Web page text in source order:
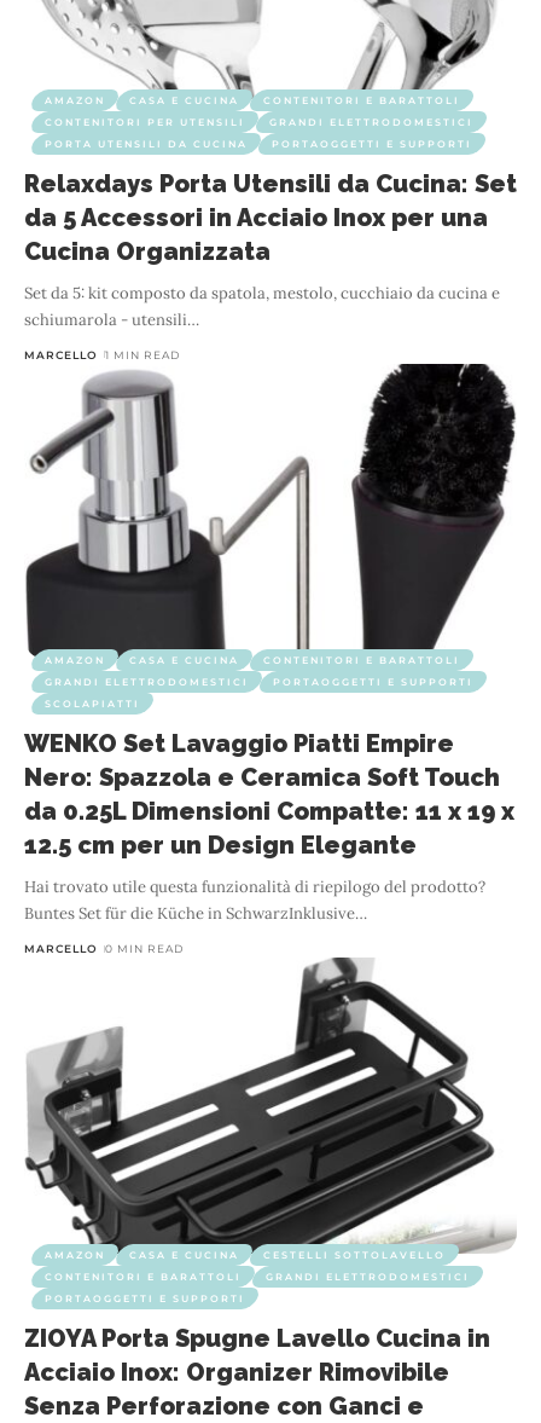
AMAZON CASA E CUCINA
CONTENITORI E BARATTOLI
CONTENITORI PER UTENSILI
GRANDI ELETTRODOMESTICI
PORTA UTENSILI DA CUCINA
PORTAOGGETTI E SUPPORTI
Relaxdays Porta Utensili da Cucina: Set
da 5 Accessori in Acciaio Inox per una
Cucina Organizzata
Set da 5: kit composto da spatola, mestolo, cucchiaio da cucina e
schiumarola - utensili…
MARCELLO 1 MIN READ
AMAZON CASA E CUCINA
CONTENITORI E BARATTOLI
GRANDI ELETTRODOMESTICI
PORTAOGGETTI E SUPPORTI
SCOLAPIATTI
WENKO Set Lavaggio Piatti Empire
Nero: Spazzola e Ceramica Soft Touch
da 0.25L Dimensioni Compatte: 11 x 19 x
12.5 cm per un Design Elegante
Hai trovato utile questa funzionalità di riepilogo del prodotto?
Buntes Set für die Küche in SchwarzInklusive…
MARCELLO 0 MIN READ
AMAZON CASA E CUCINA
CESTELLI SOTTOLAVELLO
CONTENITORI E BARATTOLI
GRANDI ELETTRODOMESTICI
PORTAOGGETTI E SUPPORTI
ZIOYA Porta Spugne Lavello Cucina in
Acciaio Inox: Organizer Rimovibile
Senza Perforazione con Ganci e